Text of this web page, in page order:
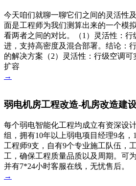
今天咱们就聊一聊它们之间的灵活性
面是工程师为我们测算出来的一个模
看两者之间的对比。（1）灵活性：
进，支持高密度及混合部署。结论：
的解决方案（2）灵活性：行级空调
扩容
→
弱电机房工程改造-机房改造建
每个弱电智能化工程均成立有资深设
组，拥有10年以上弱电项目经理9名
工程师9支，自有9个专业施工队伍，
工，确保工程质量品质以及周期。可
并有7*24小时客服在线，无忧售后。
→